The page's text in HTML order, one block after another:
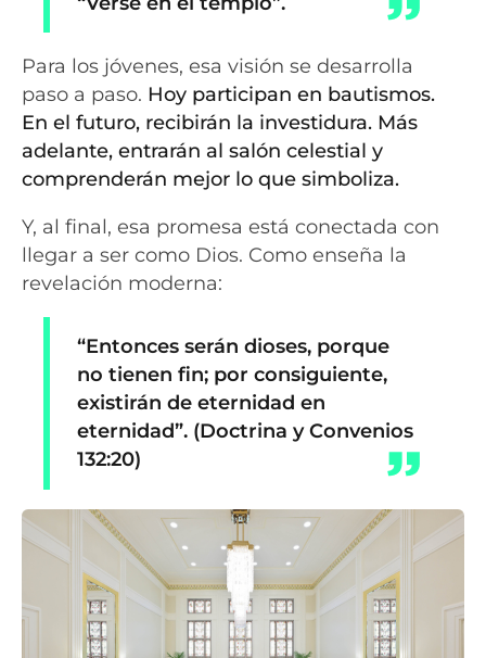
Para los jóvenes, esa visión se desarrolla
paso a paso. Hoy participan en bautismos.
En el futuro, recibirán la investidura. Más
adelante, entrarán al salón celestial y
comprenderán mejor lo que simboliza.
Y, al final, esa promesa está conectada con
llegar a ser como Dios. Como enseña la
revelación moderna:
“Entonces serán dioses, porque
no tienen fin; por consiguiente,
existirán de eternidad en
eternidad”. (Doctrina y Convenios
132:20)